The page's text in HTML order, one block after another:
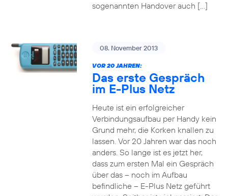
sogenannten Handover auch […]
08. November 2013
VOR 20 JAHREN:
Das erste Gespräch
im E-Plus Netz
Heute ist ein erfolgreicher
Verbindungsaufbau per Handy kein
Grund mehr, die Korken knallen zu
lassen. Vor 20 Jahren war das noch
anders. So lange ist es jetzt her,
dass zum ersten Mal ein Gespräch
über das – noch im Aufbau
befindliche – E-Plus Netz geführt